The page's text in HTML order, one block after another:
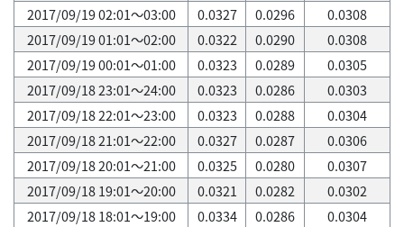
2017/09/19 02:01～03:00
0.0327 0.0296
0.0308
2017/09/19 01:01～02:00
0.0322 0.0290
0.0308
2017/09/19 00:01～01:00
0.0323 0.0289
0.0305
2017/09/18 23:01～24:00
0.0323 0.0286
0.0303
2017/09/18 22:01～23:00
0.0323 0.0288
0.0304
2017/09/18 21:01～22:00
0.0327 0.0287
0.0306
2017/09/18 20:01～21:00
0.0325 0.0280
0.0307
2017/09/18 19:01～20:00
0.0321 0.0282
0.0302
2017/09/18 18:01～19:00
0.0334 0.0286
0.0304